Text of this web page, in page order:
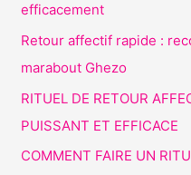
efficacement
Retour affectif rapide :
marabout Ghezo
RITUEL DE RETOUR
PUISSANT ET EFFICACE
COMMENT FAIRE UN